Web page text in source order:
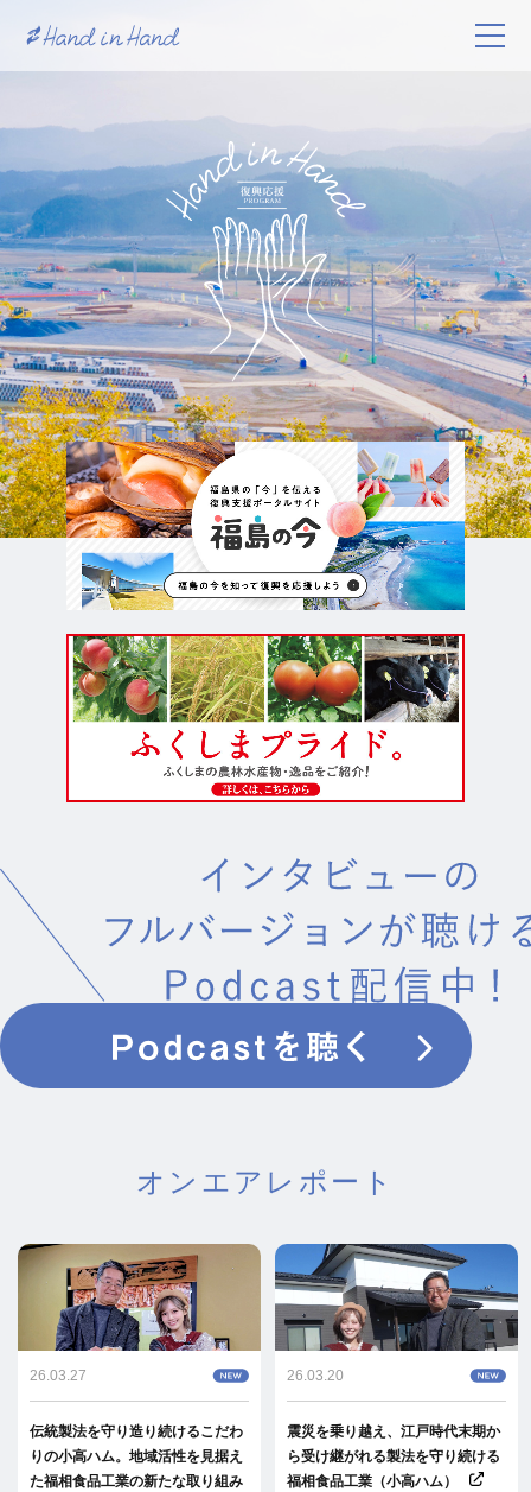
オンエアレポート
26.03.27
伝統製法を守り造り続けるこだわ
りの小高ハム。地域活性を見据え
た福相食品工業の新たな取り組み
26.03.20
震災を乗り越え、江戸時代末期か
ら受け継がれる製法を守り続ける
福相食品工業（小高ハム）